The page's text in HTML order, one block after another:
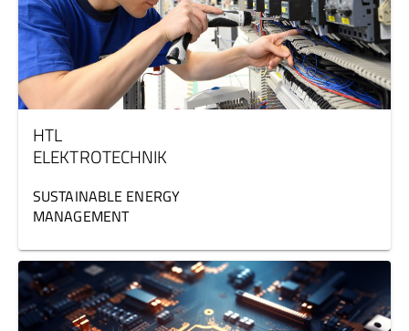
HTL
ELEKTROTECHNIK
SUSTAINABLE ENERGY
MANAGEMENT